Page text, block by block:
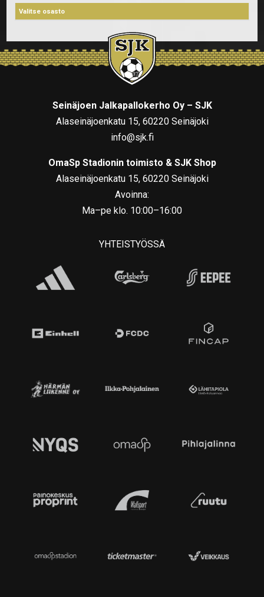
Seinäjoen Jalkapallokerho Oy – SJK
Alaseinäjoenkatu 15, 60220 Seinäjoki
info@sjk.fi
OmaSp Stadionin toimisto & SJK Shop
Alaseinäjoenkatu 15, 60220 Seinäjoki
Avoinna:
Ma–pe klo. 10:00–16:00
YHTEISTYÖSSÄ